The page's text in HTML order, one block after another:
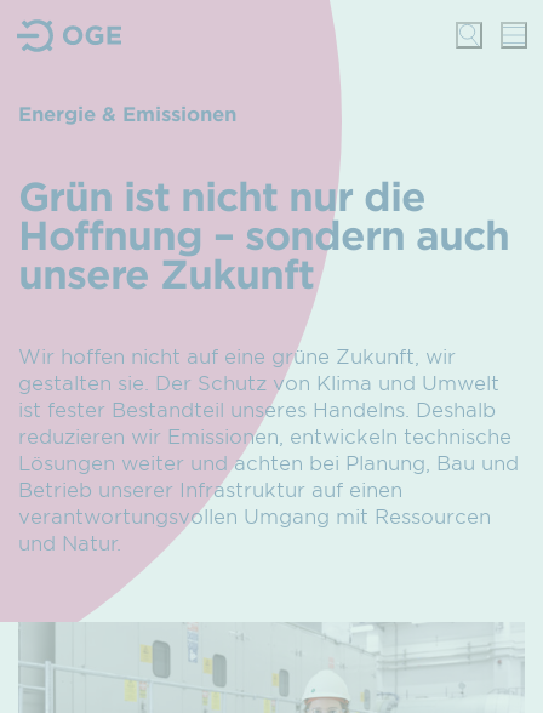
Energie & Emissionen
Grün ist nicht nur die
Hoffnung – sondern auch
unsere Zukunft
Wir hoffen nicht auf eine grüne Zukunft, wir
gestalten sie. Der Schutz von Klima und Umwelt
ist fester Bestandteil unseres Handelns. Deshalb
reduzieren wir Emissionen, entwickeln technische
Lösungen weiter und achten bei Planung, Bau und
Betrieb unserer Infrastruktur auf einen
verantwortungsvollen Umgang mit Ressourcen
und Natur.